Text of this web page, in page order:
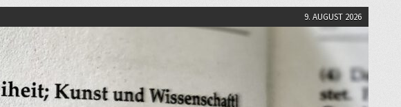
9. AUGUST 2026